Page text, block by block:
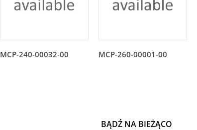
MCP-240-00032-00 MCP-260-00001-00
BĄDŹ NA BIEŻĄCO